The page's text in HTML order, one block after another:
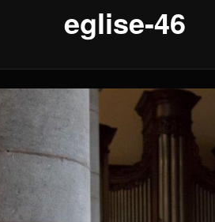
eglise-46